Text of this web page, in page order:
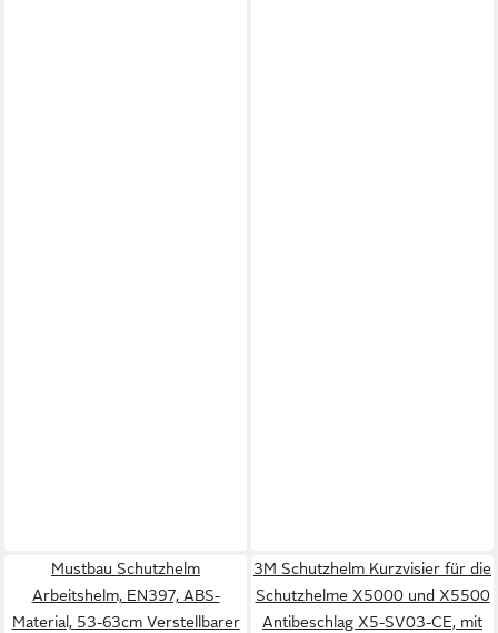
Mustbau Schutzhelm
Arbeitshelm, EN397, ABS-
Material, 53-63cm Verstellbarer
3M Schutzhelm Kurzvisier für die
Schutzhelme X5000 und X5500
Antibeschlag X5-SV03-CE, mit